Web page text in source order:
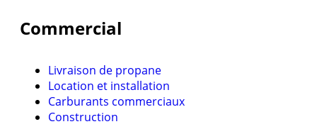
Commercial
Livraison de propane
Location et installation
Carburants commerciaux
Construction